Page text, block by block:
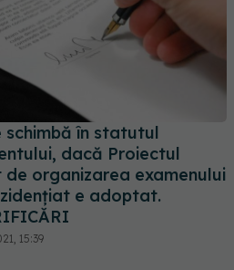
schimbă în statutul
dacă Proiectul
organizarea examenului
e adoptat.
15:39